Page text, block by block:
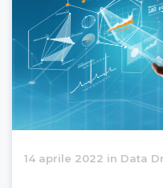
14 aprile 2022 in Data